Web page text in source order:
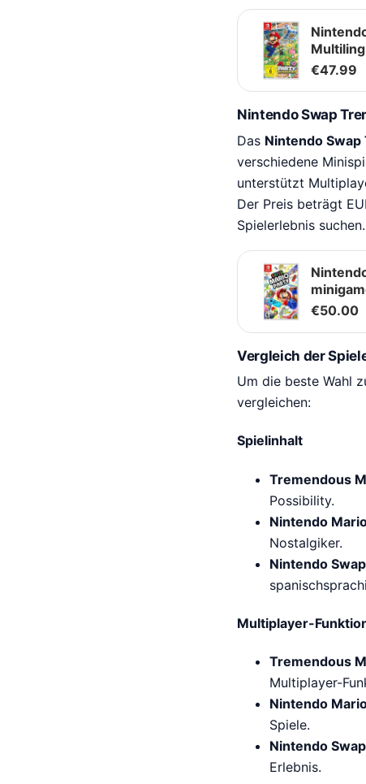
€47.99
Nintendo Swap
Das Nintendo
verschiedene
unterstützt
Der Preis beträgt
Spielerlebnis suchen.
€50.00
Vergleich der
Um die beste Wahl
vergleichen:
Spielinhalt
Tremendous
Possibility.
Nintendo
Nostalgiker.
Nintendo
Multiplayer-
Tremendous
Multiplayer-
Nintendo
Spiele.
Nintendo
Erlebnis.